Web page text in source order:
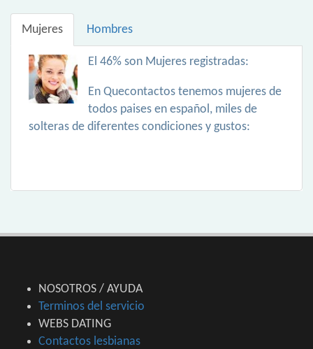
Mujeres Hombres
El 46% son Mujeres registradas:
En Quecontactos tenemos mujeres de
todos paises en español, miles de
solteras de diferentes condiciones y gustos:
NOSOTROS / AYUDA
Terminos del servicio
WEBS DATING
Contactos lesbianas